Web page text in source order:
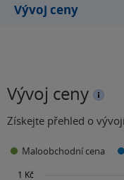
Vývoj ceny
Vývoj ceny
Získejte přehled o
Maloobchodní cena